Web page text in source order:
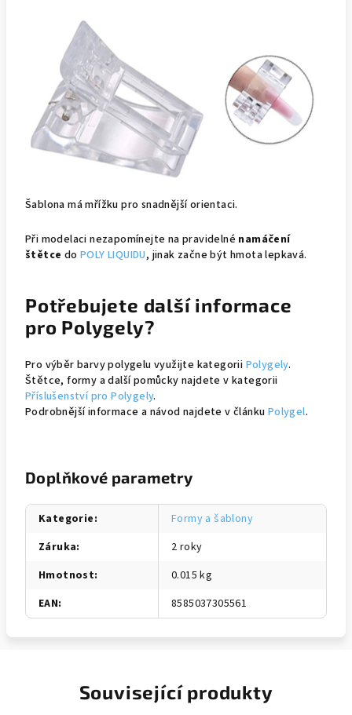
Šablona má mřížku pro snadnější orientaci.
Při modelaci nezapomínejte na pravidelné namáčení
štětce doPOLY LIQUIDU, jinak začne být hmota lepkavá.
Potřebujete další informace
pro Polygely?
Pro výběr barvy polygelu využijte kategorii Polygely.
Štětce, formy a další pomůcky najdete v kategorii
Příslušenství pro Polygely.
Podrobnější informace a návod najdete v článku Polygel.
Doplňkové parametry
Kategorie:
Formy a šablony
Záruka:
2 roky
Hmotnost:
0.015 kg
EAN: 8585037305561
Související produkty